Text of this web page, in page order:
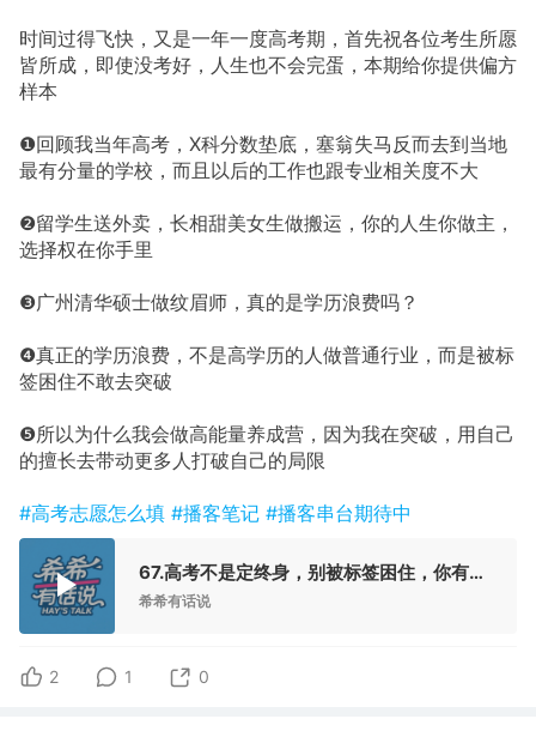
时间过得飞快，又是一年一度高考期，首先祝各位考生所愿
皆所成，即使没考好，人生也不会完蛋，本期给你提供偏方
样本
❶回顾我当年高考，X科分数垫底，塞翁失马反而去到当地
最有分量的学校，而且以后的工作也跟专业相关度不大
❷留学生送外卖，长相甜美女生做搬运，你的人生你做主，
选择权在你手里
❸广州清华硕士做纹眉师，真的是学历浪费吗？
❹真正的学历浪费，不是高学历的人做普通行业，而是被标
签困住不敢去突破
❺所以为什么我会做高能量养成营，因为我在突破，用自己
的擅长去带动更多人打破自己的局限
#高考志愿怎么填 #播客笔记 #播客串台期待中
67.高考不是定终身，别被标签困住，你有无限可能！（banner已更新快夸我！）
希希有话说
2 1 0